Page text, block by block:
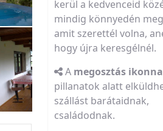
kerül a kedvenceid
mindig könnyedén
amit szerettél volna,
hogy újra keresgélnél.
A megosztás
pillanatok alatt
szállást barátaidnak,
családodnak.